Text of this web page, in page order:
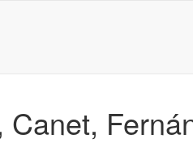
Canet,